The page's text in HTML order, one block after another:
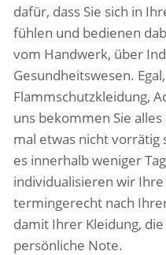
dafür, dass Sie sich in
fühlen und bedienen
vom Handwerk, über
Gesundheitswesen.
Flammschutzkleidung,
uns bekommen Sie
mal etwas nicht vorrätig
es innerhalb weniger
individualisieren wir
termingerecht nach
damit Ihrer Kleidung,
persönliche Note.